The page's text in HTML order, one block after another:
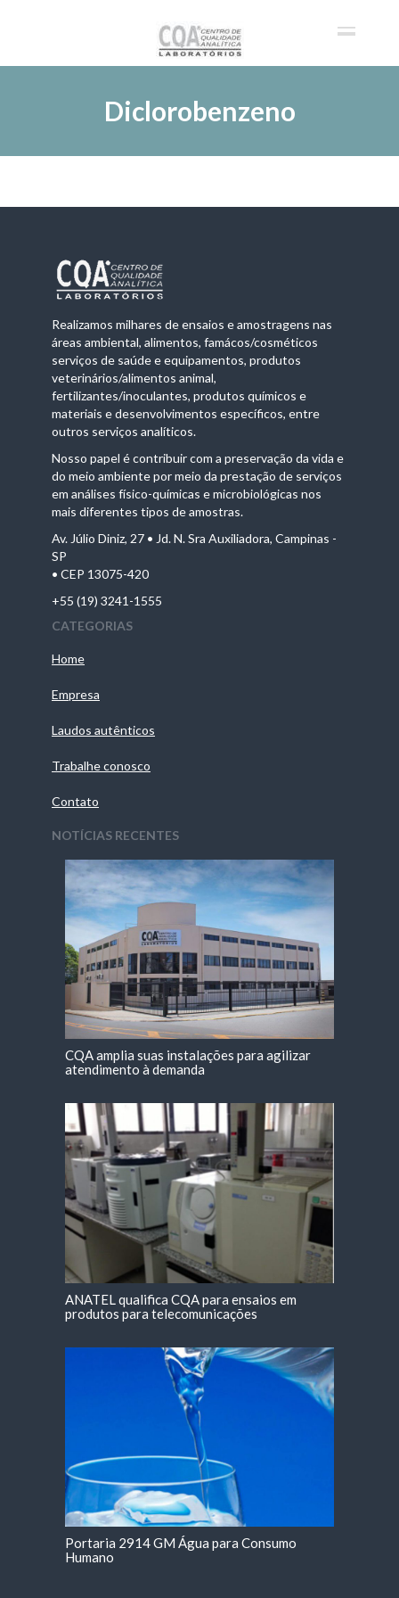
Diclorobenzeno
Realizamos milhares de ensaios e amostragens nas
áreas ambiental, alimentos, famácos/cosméticos
serviços de saúde e equipamentos, produtos
veterinários/alimentos animal,
fertilizantes/inoculantes, produtos químicos e
materiais e desenvolvimentos específicos, entre
outros serviços analíticos.
Nosso papel é contribuir com a preservação da vida e
do meio ambiente por meio da prestação de serviços
em análises físico-químicas e microbiológicas nos
mais diferentes tipos de amostras.
Av. Júlio Diniz, 27 • Jd. N. Sra Auxiliadora, Campinas -
SP
• CEP 13075-420
+55 (19) 3241-1555
CATEGORIAS
Home
Empresa
Laudos autênticos
Trabalhe conosco
Contato
NOTÍCIAS RECENTES
CQA amplia suas instalações para agilizar
atendimento à demanda
ANATEL qualifica CQA para ensaios em
produtos para telecomunicações
Portaria 2914 GM Água para Consumo
Humano